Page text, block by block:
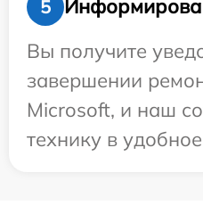
5
Вы получите
завершении
Microsoft, и наш
технику в